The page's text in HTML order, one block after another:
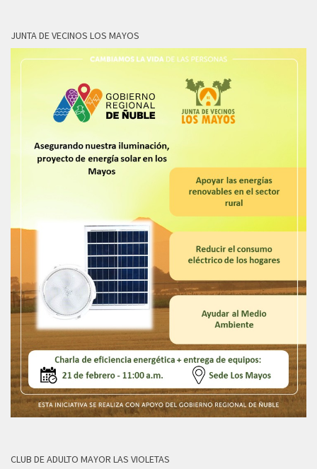
JUNTA DE VECINOS LOS MAYOS
CLUB DE ADULTO MAYOR LAS VIOLETAS